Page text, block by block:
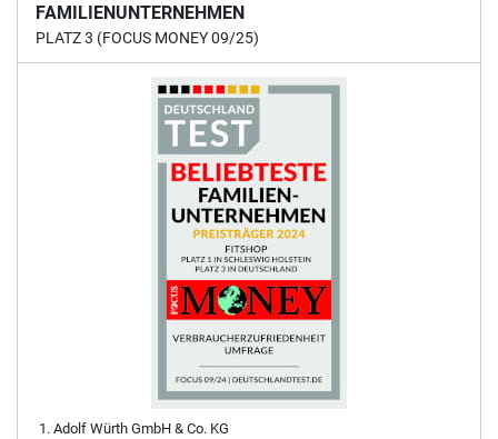
FAMILIENUNTERNEHMEN
PLATZ 3 (FOCUS MONEY 09/25)
Adolf Würth GmbH & Co. KG